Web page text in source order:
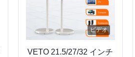
ビデオ
VETO 21.5/27/32 インチ